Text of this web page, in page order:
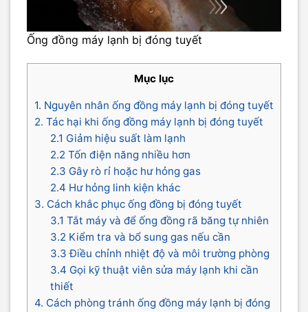
Ống đồng máy lạnh bị đóng tuyết
Mục lục
1. Nguyên nhân ống đồng máy lạnh bị đóng tuyết
2. Tác hại khi ống đồng máy lạnh bị đóng tuyết
2.1 Giảm hiệu suất làm lạnh
2.2 Tốn điện năng nhiều hơn
2.3 Gây rò rỉ hoặc hư hỏng gas
2.4 Hư hỏng linh kiện khác
3. Cách khắc phục ống đồng bị đóng tuyết
3.1 Tắt máy và để ống đồng rã băng tự nhiên
3.2 Kiểm tra và bổ sung gas nếu cần
3.3 Điều chỉnh nhiệt độ và môi trường phòng
3.4 Gọi kỹ thuật viên sửa máy lạnh khi cần
thiết
4. Cách phòng tránh ống đồng máy lạnh bị đóng